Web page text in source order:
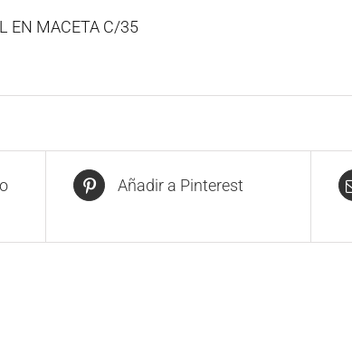
EN MACETA C/35
Añadir a Pinterest